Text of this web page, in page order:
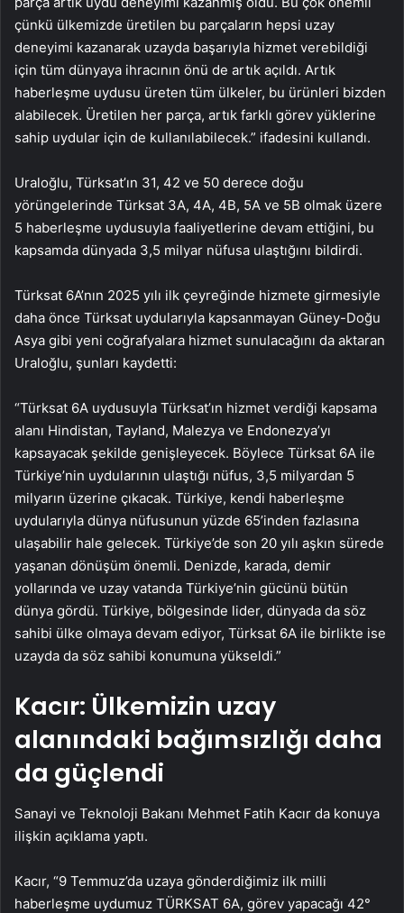
çünkü ülkemizde üretilen bu parçaların hepsi uzay
deneyimi kazanarak uzayda başarıyla hizmet verebildiği
için tüm dünyaya ihracının önü de artık açıldı. Artık
haberleşme uydusu üreten tüm ülkeler, bu ürünleri bizden
alabilecek. Üretilen her parça, artık farklı görev yüklerine
sahip uydular için de kullanılabilecek.” ifadesini kullandı.
Uraloğlu, Türksat’ın 31, 42 ve 50 derece doğu
yörüngelerinde Türksat 3A, 4A, 4B, 5A ve 5B olmak üzere
5 haberleşme uydusuyla faaliyetlerine devam ettiğini, bu
kapsamda dünyada 3,5 milyar nüfusa ulaştığını bildirdi.
Türksat 6A’nın 2025 yılı ilk çeyreğinde hizmete girmesiyle
daha önce Türksat uydularıyla kapsanmayan Güney-Doğu
Asya gibi yeni coğrafyalara hizmet sunulacağını da aktaran
Uraloğlu, şunları kaydetti:
“Türksat 6A uydusuyla Türksat’ın hizmet verdiği kapsama
alanı Hindistan, Tayland, Malezya ve Endonezya’yı
kapsayacak şekilde genişleyecek. Böylece Türksat 6A ile
Türkiye’nin uydularının ulaştığı nüfus, 3,5 milyardan 5
milyarın üzerine çıkacak. Türkiye, kendi haberleşme
uydularıyla dünya nüfusunun yüzde 65’inden fazlasına
ulaşabilir hale gelecek. Türkiye’de son 20 yılı aşkın sürede
yaşanan dönüşüm önemli. Denizde, karada, demir
yollarında ve uzay vatanda Türkiye’nin gücünü bütün
dünya gördü. Türkiye, bölgesinde lider, dünyada da söz
sahibi ülke olmaya devam ediyor, Türksat 6A ile birlikte ise
uzayda da söz sahibi konumuna yükseldi.”
Kacır: Ülkemizin uzay
alanındaki bağımsızlığı daha
da güçlendi
Sanayi ve Teknoloji Bakanı Mehmet Fatih Kacır da konuya
ilişkin açıklama yaptı.
Kacır, “9 Temmuz’da uzaya gönderdiğimiz ilk milli
haberleşme uydumuz TÜRKSAT 6A, görev yapacağı 42°